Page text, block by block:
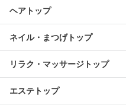
ヘアトップ
ネイル・まつげトップ
リラク・マッサージトップ
エステトップ